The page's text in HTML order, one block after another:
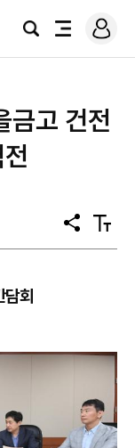
검
전
로
그
금고 건전
공
유
텍
스
회